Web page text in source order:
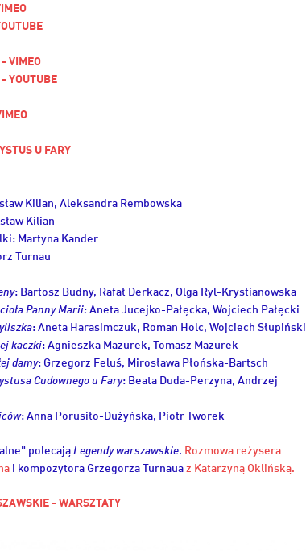
VIMEO
YOUTUBE
U FARY
Kilian, Aleksandra Rembowska
Kilian
Martyna Kander
Turnau
: Bartosz Budny, Rafał Derkacz, Olga Ryl-Krystianowska
Panny Marii:Aneta Jucejko-Pałęcka, Wojciech Pałęcki
: Aneta Harasimczuk, Roman Holc, Wojciech Słupiński
kaczki: Agnieszka Mazurek, Tomasz Mazurek
damy: Grzegorz Feluś, Mirosława Płońska-Bartsch
Cudownego u Fary: Beata Duda-Perzyna, Andrzej
: Anna Porusiło-Dużyńska, Piotr Tworek
polecająLegendy warszawskie. Rozmowa reżysera
i kompozytora Grzegorza Turnauaz Katarzyną Oklińską.
- WARSZTATY